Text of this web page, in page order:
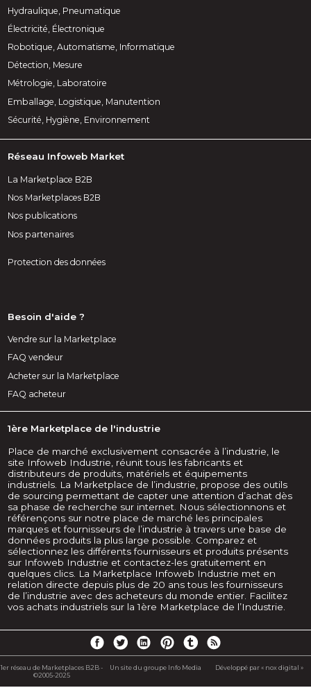
Hydraulique, Pneumatique
Électricité, Électronique
Robotique, Automatisme, Informatique
Détection, Mesure
Métrologie, Laboratoire
Emballage, Logistique, Manutention
Sécurité, Hygiène, Environnement
Réseau Infoweb Market
La Marketplace B2B
Nos Marketplaces B2B
Nos publications
Nos partenaires
Protection des données
Besoin d'aide ?
Vendre sur la Marketplace
FAQ vendeur
Acheter sur la Marketplace
FAQ acheteur
1ère Marketplace de l'industrie
Place de marché exclusivement consacrée à l’industrie, le
site Infoweb Industrie, réunit tous les fabricants et
distributeurs de produits, matériels et équipements
industriels. La Marketplace de l’industrie, propose des outils
de sourcing permettant de capter une attention d’achat dès
sa phase de recherche sur internet. Nous sélectionnons et
référençons sur notre place de marché les principales
marques et fournisseurs de l’industrie à travers une base de
données produits la plus large possible. Comparez et
sélectionnez les différents fournisseurs et produits présents
sur Infoweb Industrie et contactez-les gratuitement en
quelques clics. La Marketplace Infoweb Industrie met en
relation directe depuis plus de 20 ans tous les fournisseurs
de l’industrie avec des acheteurs du monde entier. Facilitez
vos achats industriels sur la 1ère Marketplace de l’Industrie.
1er réseau de Marketplaces B2B -
©2005-2025
Un site du groupe Info Media Développé par « nox digital »